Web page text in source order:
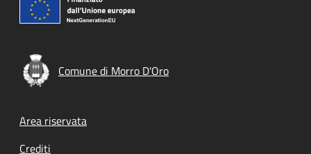
Comune di Morro D'Oro
Footer menu
Area riservata
Crediti